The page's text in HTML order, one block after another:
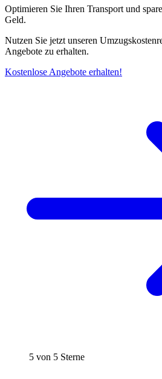
Optimieren Sie Ihren Transport und
Geld.
Nutzen Sie jetzt unseren
Angebote zu erhalten.
Kostenlose Angebote erhalten!
5 von 5 Sterne